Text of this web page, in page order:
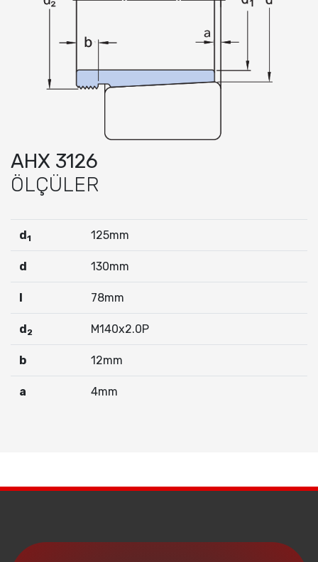
AHX 3126
ÖLÇÜLER
d1 125mm
d 130mm
I 78mm
d2 M140x2.0P
b 12mm
a 4mm